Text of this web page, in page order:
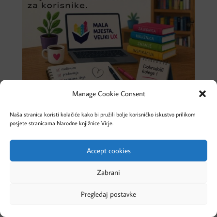
Manage Cookie Consent
Naša stranica koristi kolačiće kako bi pružili bolje korisničko iskustvo prilikom
posjete stranicama Narodne knjižnice Virje.
Accept cookies
Zabrani
Pregledaj postavke
Cookies – Kolačići Pravila privatnosti
Designed by Evolve Studio